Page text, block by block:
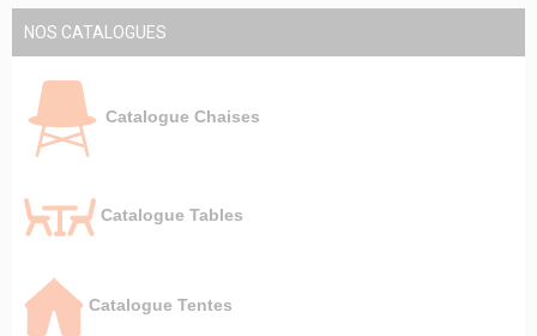
NOS CATALOGUES
Catalogue Chaises
Catalogue Tables
Catalogue Tentes